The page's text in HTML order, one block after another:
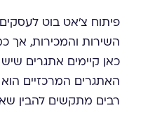
פיתוח צ'אט בוט
השירות והמכירות, אך
כאן קיימים אתגרים
האתגרים המרכזיים
רבים מתקשים להבין